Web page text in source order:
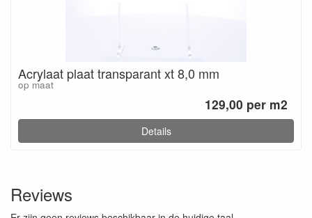
Acrylaat plaat transparant xt 8,0 mm
op maat
129,00 per m2
Details
Reviews